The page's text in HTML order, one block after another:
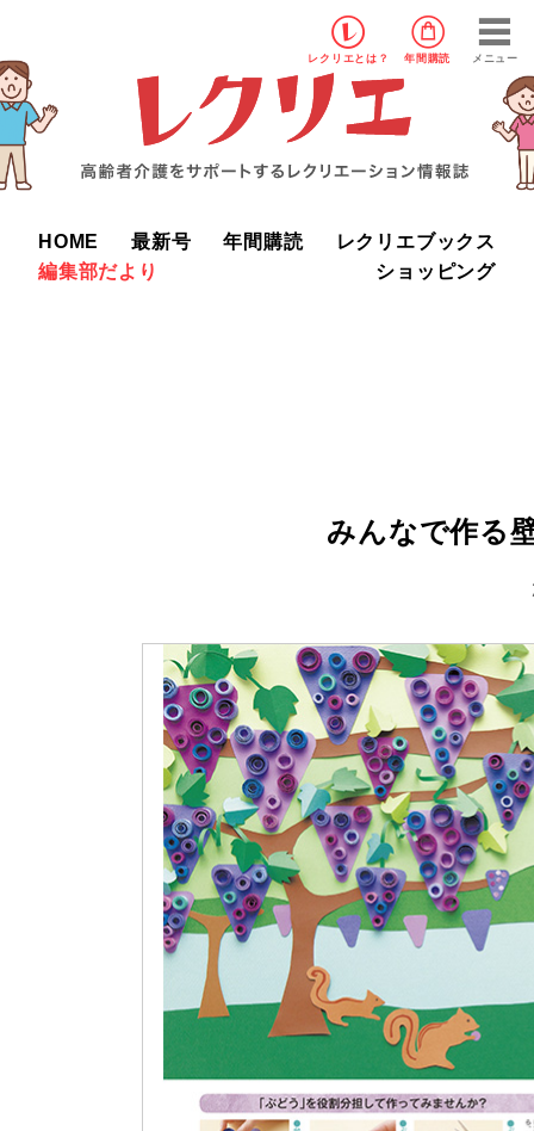
レクリエ とは？ 年間購読 メニュー
HOME 最新号 年間購読
レクリエブックス
編集部だより
ショッピング
みんなで作る